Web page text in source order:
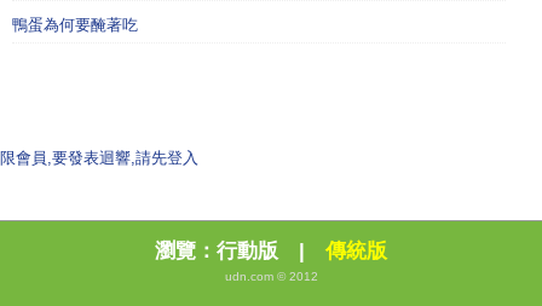
鴨蛋為何要醃著吃
限會員,要發表迴響,請先登入
瀏覽： 行動版 | 傳統版
udn.com © 2012